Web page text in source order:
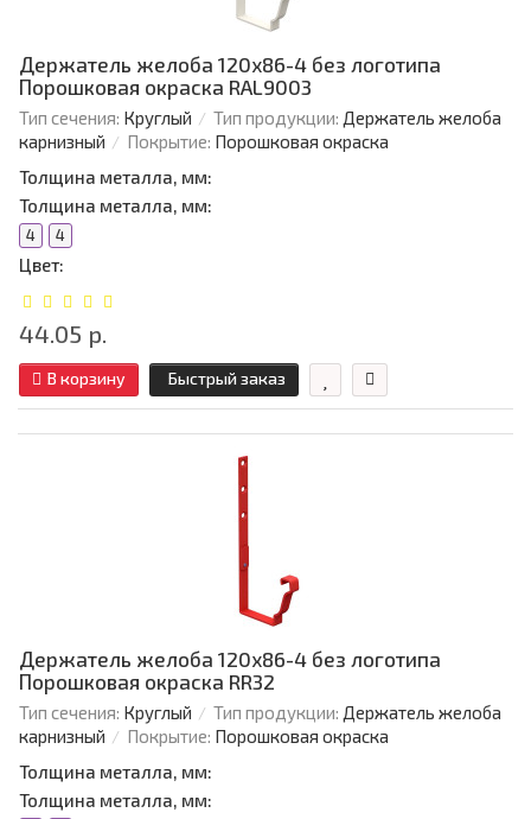
Держатель желоба 120х86-4 без логотипа
Порошковая окраска RAL9003
Тип сечения: Круглый Тип продукции: Держатель желоба
карнизный
Покрытие: Порошковая окраска
Толщина металла, мм:
Толщина металла, мм:
4 4
Цвет:
44.05 р.
В корзину Быстрый заказ
Держатель желоба 120х86-4 без логотипа
Порошковая окраска RR32
Тип сечения: Круглый Тип продукции: Держатель желоба
карнизный
Покрытие: Порошковая окраска
Толщина металла, мм:
Толщина металла, мм: